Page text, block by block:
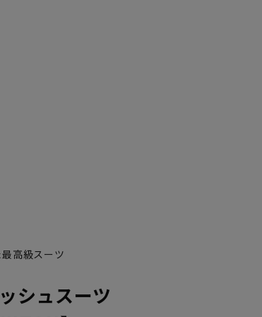
高級スーツ
シュスーツ